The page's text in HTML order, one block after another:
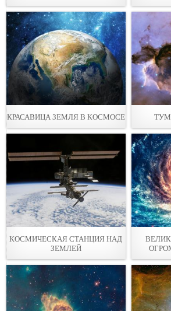
КРАСАВИЦА ЗЕМЛЯ В КОСМОСЕ
КОСМИЧЕСКАЯ СТАНЦИЯ НАД
ЗЕМЛЕЙ